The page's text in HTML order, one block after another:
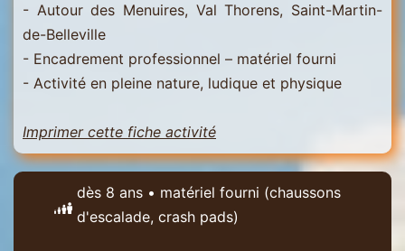
- Autour des Menuires, Val Thorens, Saint-Martin-
de-Belleville
- Encadrement professionnel – matériel fourni
- Activité en pleine nature, ludique et physique
Imprimer cette fiche activité
dès 8 ans • matériel fourni (chaussons
d'escalade, crash pads)